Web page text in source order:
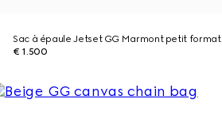
Sac à épaule Jetset GG Marmont petit format
€ 1.500